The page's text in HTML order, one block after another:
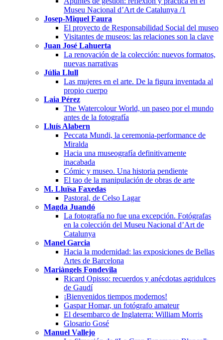
Museu Nacional d’Art de Catalunya /1
Josep-Miquel Faura
El proyecto de Responsabilidad Social del museo
Visitantes de museos: las relaciones son la clave
Juan José Lahuerta
La renovación de la colección: nuevos formatos,
nuevas narrativas
Júlia Llull
Las mujeres en el arte. De la figura inventada al
propio cuerpo
Laia Pérez
The Watercolour World, un paseo por el mundo
antes de la fotografía
Lluís Alabern
Peccata Mundi, la ceremonia-performance de
Miralda
Hacia una museografía definitivamente
inacabada
Cómic y museo. Una historia pendiente
El tao de la manipulación de obras de arte
M. Lluïsa Faxedas
Pastoral, de Celso Lagar
Magda Juandó
La fotografía no fue una excepción. Fotógrafas
en la colección del Museu Nacional d’Art de
Catalunya
Manel Garcia
Hacia la modernidad: las exposiciones de Bellas
Artes de Barcelona
Mariàngels Fondevila
Ricard Opisso: recuerdos y anécdotas agridulces
de Gaudí
¡Bienvenidos tiempos modernos!
Gaspar Homar, un fotógrafo amateur
El desembarco de Inglaterra: William Morris
Glosario Gosé
Manuel Vallejo